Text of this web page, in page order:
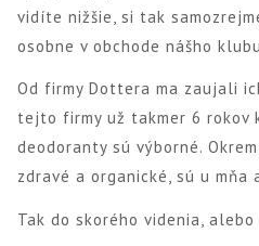
vidíte nižšie, si tak
osobne v obchode nášho
Od firmy Dottera ma zaujali
tejto firmy už takmer 6 rokov
deodoranty sú výborné.
zdravé a organické, sú u mňa
Tak do skorého videnia,